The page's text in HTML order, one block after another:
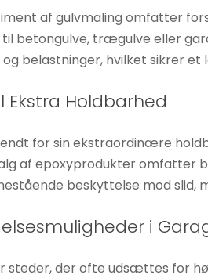
af gulvmaling omfatter
betongulve, trægulve eller
og belastninger, hvilket sikrer
Ekstra Holdbarhed
for sin ekstraordinære
af epoxyprodukter omfatter
beskyttelse mod
i
steder, der ofte udsættes for